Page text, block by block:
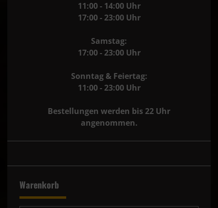
11:00 - 14:00 Uhr
17:00 - 23:00 Uhr
Samstag:
17:00 - 23:00 Uhr
Sonntag & Feiertag:
11:00 - 23:00 Uhr
Bestellungen werden bis 22 Uhr
angenommen.
Warenkorb